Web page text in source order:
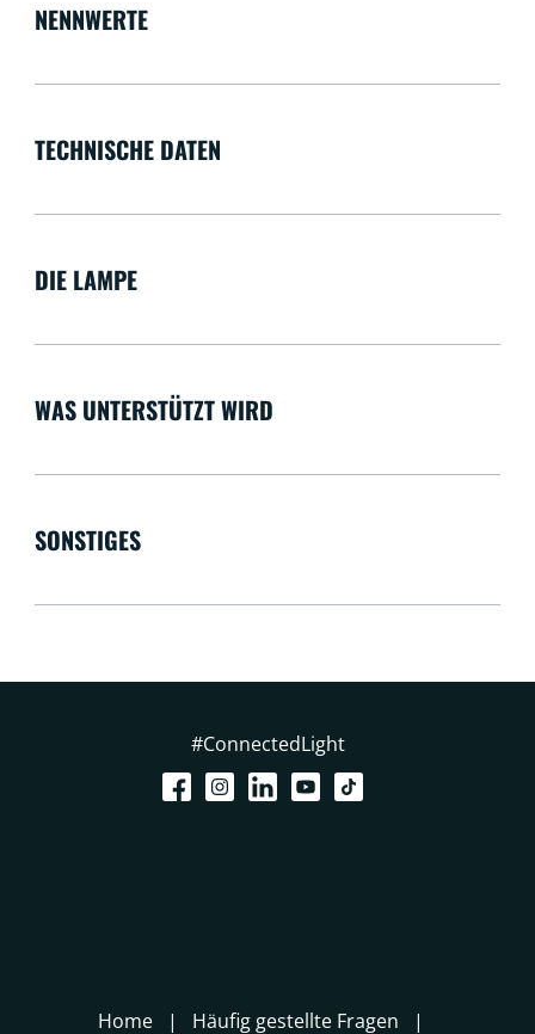
NENNWERTE
TECHNISCHE DATEN
DIE LAMPE
WAS UNTERSTÜTZT WIRD
SONSTIGES
#ConnectedLight
Home Häufig gestellte Fragen